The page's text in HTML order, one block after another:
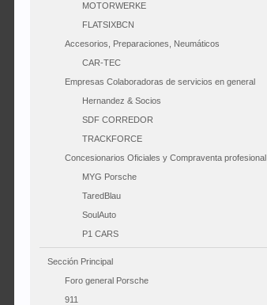
MOTORWERKE
FLATSIXBCN
Accesorios, Preparaciones, Neumáticos
CAR-TEC
Empresas Colaboradoras de servicios en general
Hernandez & Socios
SDF CORREDOR
TRACKFORCE
Concesionarios Oficiales y Compraventa profesional
MYG Porsche
TaredBlau
SoulAuto
P1 CARS
Sección Principal
Foro general Porsche
911